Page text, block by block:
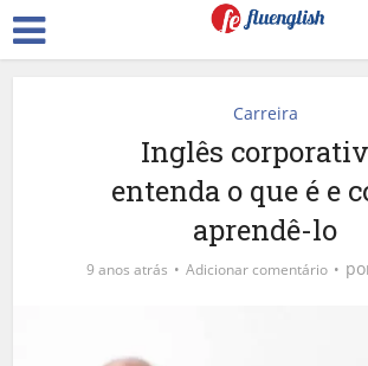
Carreira
Inglês
entenda o que é e
aprendê-lo
9 anos atrás Adicionar comentário